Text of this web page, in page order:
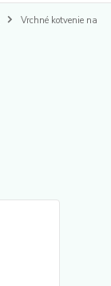
Vrchné kotvenie na